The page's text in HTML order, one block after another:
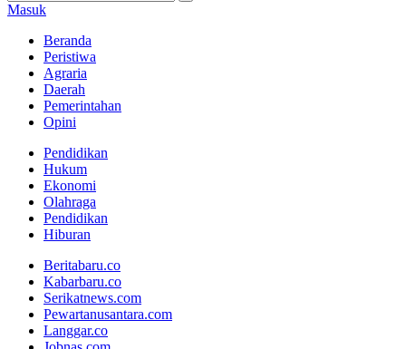
Masuk
Beranda
Peristiwa
Agraria
Daerah
Pemerintahan
Opini
Pendidikan
Hukum
Ekonomi
Olahraga
Pendidikan
Hiburan
Beritabaru.co
Kabarbaru.co
Serikatnews.com
Pewartanusantara.com
Langgar.co